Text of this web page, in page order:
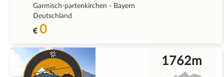
Garmisch-partenkirchen - Bayern
Deutschland
€ 0
1762m